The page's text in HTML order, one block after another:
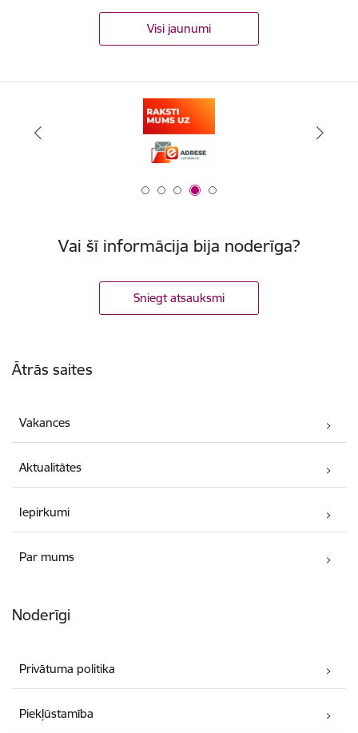
Visi jaunumi
Vai šī informācija bija noderīga?
Sniegt atsauksmi
Ātrās saites
Vakances
Aktualitātes
Iepirkumi
Par mums
Noderīgi
Privātuma politika
Piekļūstamība